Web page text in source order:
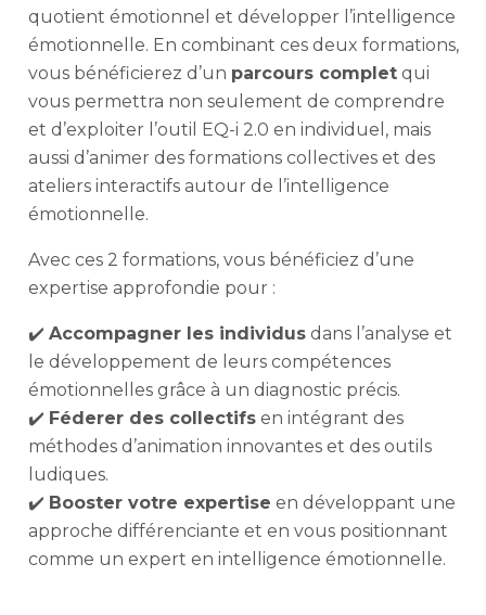
quotient émotionnel et développer l’intelligence
émotionnelle. En combinant ces deux formations,
vous bénéficierez d’un parcours complet qui
vous permettra non seulement de comprendre
et d’exploiter l’outil EQ-i 2.0 en individuel, mais
aussi d’animer des formations collectives et des
ateliers interactifs autour de l’intelligence
émotionnelle.
Avec ces 2 formations, vous bénéficiez d’une
expertise approfondie pour :
✔️ Accompagner les individus dans l’analyse et
le développement de leurs compétences
émotionnelles grâce à un diagnostic précis.
✔️ Féderer des collectifs en intégrant des
méthodes d’animation innovantes et des outils
ludiques.
✔️ Booster votre expertise en développant une
approche différenciante et en vous positionnant
comme un expert en intelligence émotionnelle.